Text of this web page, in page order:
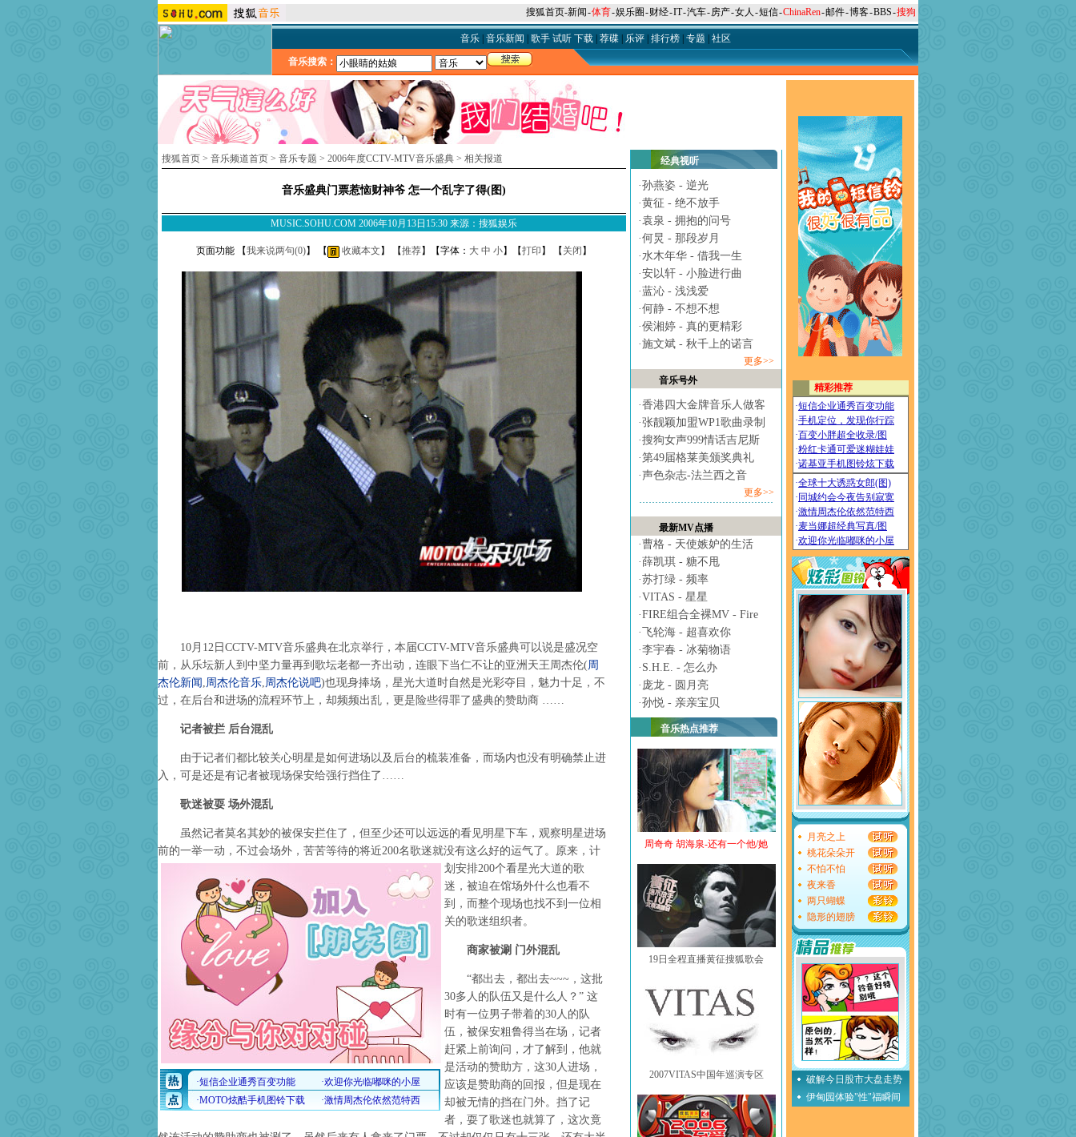
搜狐首页-新闻-体育-娱乐圈 -财经-IT-汽车-房产-女人 -短信-ChinaRen-邮件-博客-BBS-搜狗
音乐| 音乐新闻 歌手 试听 下载| 荐碟| 乐评| 排行榜| 专题 社区
音乐搜索：
搜狐首页 > 音乐频道首页 > 音乐专题 > 2006年度CCTV-MTV音乐盛典 > 相关报道
音乐盛典门票惹恼财神爷 怎一个乱字了得(图)
MUSIC.SOHU.COM 2006年10月13日15:30 来源：搜狐娱乐
页面功能 【我来说两句(0)】 【 收藏本文 】 【推荐】【字体： 大 中 小】【打印 】 【 关闭 】
10月12日CCTV-MTV音乐盛典在北京举行，本届CCTV-MTV音乐盛典可以说是盛况空
前，从乐坛新人到中坚力量再到歌坛老都一齐出动，连眼下当仁不让的亚洲天王周杰伦(周
杰伦新闻 ,周杰伦音乐,周杰伦说吧)也现身捧场，星光大道时自然是光彩夺目，魅力十足，不
过，在后台和进场的流程环节上，却频频出乱，更是险些得罪了盛典的赞助商 ……
记者被拦 后台混乱
由于记者们都比较关心明星是如何进场以及后台的梳装准备，而场内也没有明确禁止进
入，可是还是有记者被现场保安给强行挡住了……
歌迷被耍 场外混乱
虽然记者莫名其妙的被保安拦住了，但至少还可以远远的看见明星下车，观察明星进场
前的一举一动，不过会场外，苦苦等待的将近200名歌迷就没有这么好的运气了。 原来，计
划安排200个看星光大道的歌
迷，被迫在馆场外什么也看不
到，而整个现场也找不到一位相
关的歌迷组织者。
商家被涮 门外混乱
“都出去，都出去~~~，这批
30多人的队伍又是什么人？” 这
时有一位男子带着的30人的队
伍，被保安粗鲁得当在场，记者
赶紧上前询问，才了解到，他就
是活动的赞助方，这30人进场，
应该是赞助商的回报，但是现在
却被无情的挡在门外。挡了记
者，耍了歌迷也就算了，这次竟
经典视听
·孙燕姿 - 逆光
·黄征 - 绝不放手
·袁泉 - 拥抱的问号
·何炅 - 那段岁月
·水木年华 - 借我一生
·安以轩 - 小脸进行曲
·蓝沁 - 浅浅爱
·何静 - 不想不想
·侯湘婷 - 真的更精彩
·施文斌 - 秋千上的诺言
更多>>
音乐号外
·香港四大金牌音乐人做客
·张靓颖加盟WP1歌曲录制
·搜狗女声999情话吉尼斯
·第49届格莱美颁奖典礼
·声色杂志-法兰西之音
更多>>
最新MV点播
·曹格 - 天使嫉妒的生活
·薛凯琪 - 糖不甩
·苏打绿 - 频率
·VITAS - 星星
·FIRE组合全裸MV - Fire
· 飞轮海 - 超喜欢你
·李宇春 - 冰菊物语
· S.H.E. - 怎么办
· 庞龙 - 圆月亮
·孙悦 - 亲亲宝贝
音乐热点推荐
周奇奇 胡海泉-还有一个他/她
19日全程直播黄征搜狐歌会
2007VITAS中国年巡演专区
月亮之上
桃花朵朵开
不怕不怕
夜来香
两只蝴蝶
隐形的翅膀
破解今日股市大盘走势
伊甸园体验"性"福瞬间